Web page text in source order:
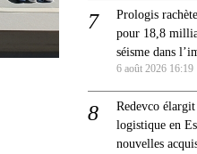
Prologis
pour 18,8
séisme dans
6 août 2026 16:19
Redevco
logistique en
nouvelles